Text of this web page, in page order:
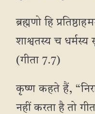
ब्रह्मणो हि
शाश्वतस्य च
(गीता 7.7)
कृष्ण कहते हैं,
नहीं करता है तो